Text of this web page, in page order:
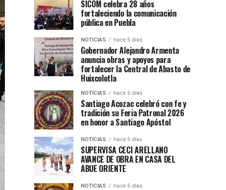
SICOM celebra 28 años
fortaleciendo la comunicación
pública en Puebla
NOTICIAS hace 5 días
Gobernador Alejandro Armenta
anuncia obras y apoyos para
fortalecer la Central de Abasto de
Huixcolotla
NOTICIAS hace 5 días
Santiago Acozac celebró con fe y
tradición su Feria Patronal 2026
en honor a Santiago Apóstol
NOTICIAS hace 5 días
SUPERVISA CECI ARELLANO
AVANCE DE OBRA EN CASA DEL
ABUE ORIENTE
NOTICIAS hace 5 días